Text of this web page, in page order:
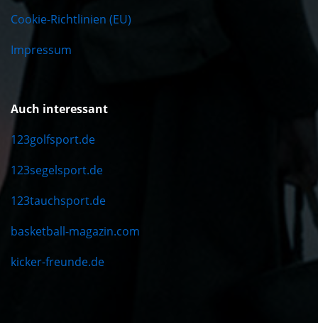
Cookie-Richtlinien (EU)
Impressum
Auch interessant
123golfsport.de
123segelsport.de
123tauchsport.de
basketball-magazin.com
kicker-freunde.de